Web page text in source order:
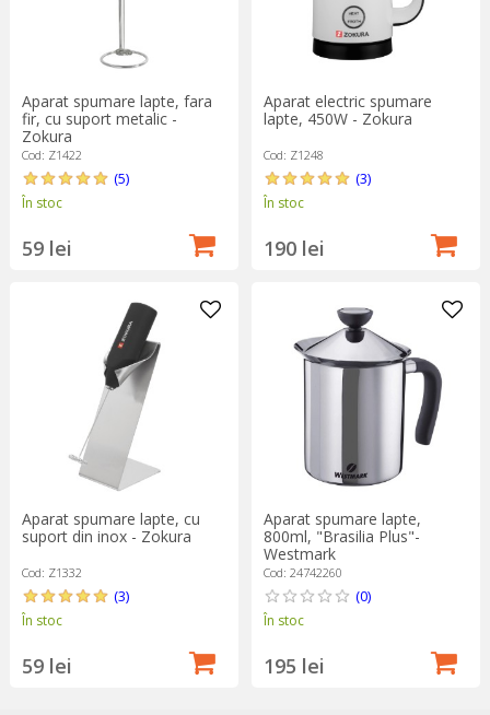
Aparat spumare lapte, fara
fir, cu suport metalic -
Zokura
Cod: Z1422
(5)
În stoc
59 lei
Aparat electric spumare
lapte, 450W - Zokura
Cod: Z1248
(3)
În stoc
190 lei
Aparat spumare lapte, cu
suport din inox - Zokura
Cod: Z1332
(3)
În stoc
59 lei
Aparat spumare lapte,
800ml, "Brasilia Plus"-
Westmark
Cod: 24742260
(0)
În stoc
195 lei